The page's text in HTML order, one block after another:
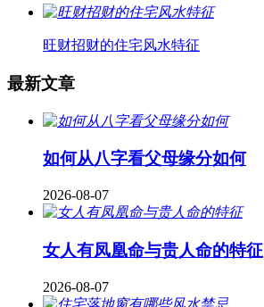
旺财招财的住宅风水特征
最新文章
如何从八字看父母缘分如何
2026-08-07
女人有凤凰命与贵人命的特征
2026-08-07